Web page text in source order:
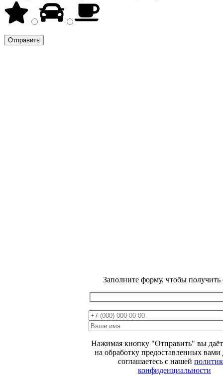
Заполните форму, чтобы получить
Нажимая кнопку "Отправить" вы
на обработку предоставленных
соглашаетесь с нашей
конфиденциальности